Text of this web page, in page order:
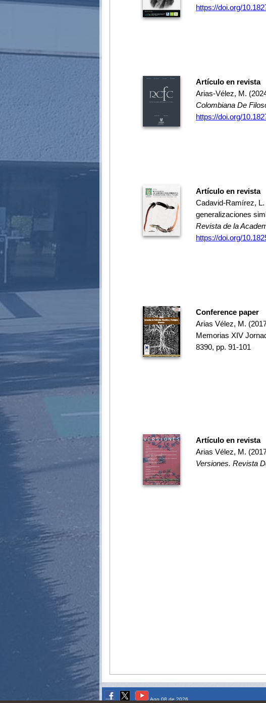
https://doi.org/
Artículo en revista
Arias-Vélez, M.
Colombiana De
https://doi.org/
Artículo en revista
Cadavid-Ramírez,
generalizaciones
Revista de la
https://doi.org/
Conference paper
Arias Vélez, M.
Memorias XIV
8390, pp. 91-101
Artículo en revista
Arias Vélez, M.
Versiones. Revista
Ago 08 de 2026